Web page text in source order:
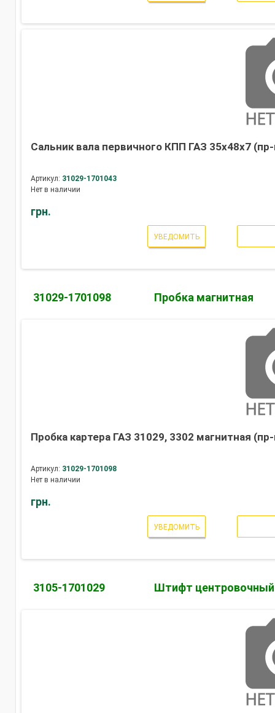
Сальник вала первичного КПП ГАЗ 35х48х7
Артикул: 31029-1701043
Нет в наличии
грн.
УВЕДОМИТЬ
31029-1701098 Пробка магнитная
Пробка картера ГАЗ 31029, 3302 магнитная
Артикул: 31029-1701098
Нет в наличии
грн.
УВЕДОМИТЬ
3105-1701029 Штифт центровочный